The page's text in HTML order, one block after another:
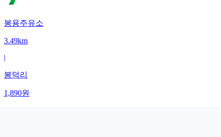
봉용주유소
3.49km
|
봉덕리
1,890원